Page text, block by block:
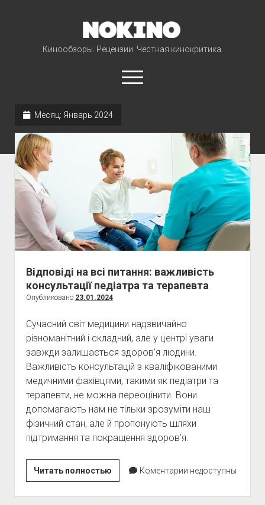
NOKINO
Кинообзоры. Рецензии. Честная кинокритика.
open
menu
Мультфильмы
Новости
Проекты
open
dropdown
menu
Классика кино
Месяц: Январь 2024
Відповіді на всі питання: важливість
консультації педіатра та терапевта
Опубликовано 23.01.2024
Сучасний світ медицини надзвичайно
різноманітний і складний, але у центрі уваги
завжди залишається здоров’я людини.
Важливість консультацій з кваліфікованими
медичними фахівцями, такими як педіатри та
терапевти, не можна переоцінити. Вони
допомагають нам не тільки зрозуміти наш
фізичний стан, але й пропонують шляхи
підтримання та покращення здоров’я.
Читать полностьюВідповіді
на
всі
Коментарии недоступны